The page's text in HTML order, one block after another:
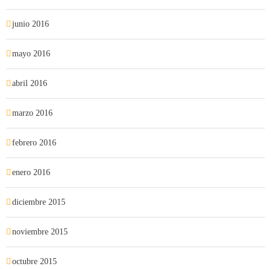
junio 2016
mayo 2016
abril 2016
marzo 2016
febrero 2016
enero 2016
diciembre 2015
noviembre 2015
octubre 2015